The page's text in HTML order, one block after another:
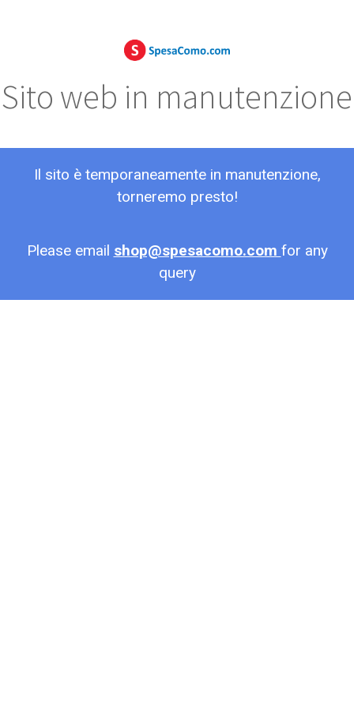
Sito web in manutenzione
Il sito è temporaneamente in manutenzione,
torneremo presto!
Please email shop@spesacomo.com for any
query